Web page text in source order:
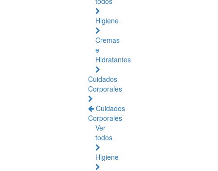
Higiene
Cremas
e
Hidratantes
Cuidados
Corporales
Cuidados
Corporales
Ver
todos
Higiene